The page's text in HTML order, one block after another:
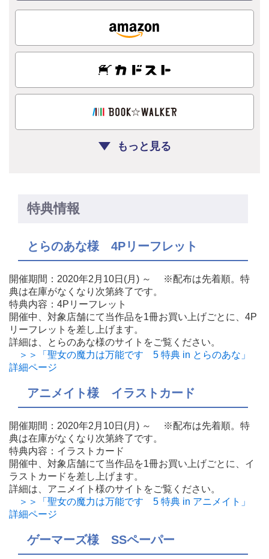
もっと見る
特典情報
とらのあな様 4Pリーフレット
開催期間：2020年2月10日(月) ～ ※配布は先着順。特
典は在庫がなくなり次第終了です。
特典内容：4Pリーフレット
開催中、対象店舗にて当作品を1冊お買い上げごとに、4P
リーフレットを差し上げます。
詳細は、とらのあな様のサイトをご覧ください。
＞＞「聖女の魔力は万能です 5 特典 in とらのあな」
詳細ページ
アニメイト様 イラストカード
開催期間：2020年2月10日(月) ～ ※配布は先着順。特
典は在庫がなくなり次第終了です。
特典内容：イラストカード
開催中、対象店舗にて当作品を1冊お買い上げごとに、イ
ラストカードを差し上げます。
詳細は、アニメイト様のサイトをご覧ください。
＞＞「聖女の魔力は万能です 5 特典 in アニメイト」
詳細ページ
ゲーマーズ様 SSペーパー